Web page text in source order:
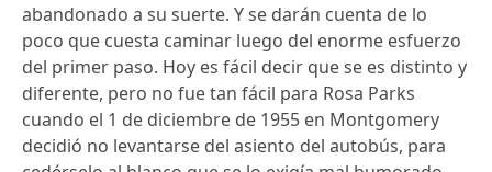
abandonado a su suerte. Y se darán cuenta de lo
poco que cuesta caminar luego del enorme esfuerzo
del primer paso. Hoy es fácil decir que se es distinto y
diferente, pero no fue tan fácil para Rosa Parks
cuando el 1 de diciembre de 1955 en Montgomery
decidió no levantarse del asiento del autobús, para